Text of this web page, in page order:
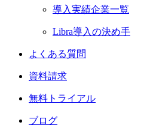
導入実績企業一覧
Libra導入の決め手
よくある質問
資料請求
無料トライアル
ブログ